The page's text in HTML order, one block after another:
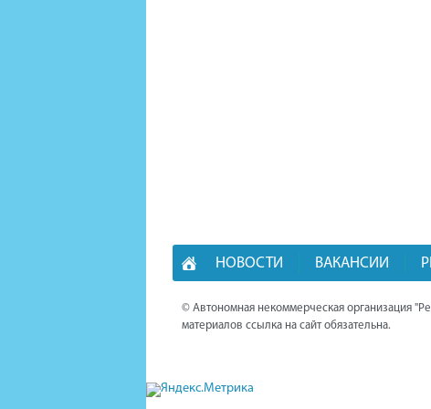
НОВОСТИ ВАКАНСИИ
© Автономная некоммерческая организация
материалов ссылка на сайт обязательна.